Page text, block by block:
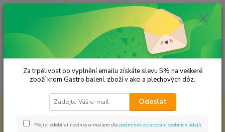
Menu
Hledat
ks
za 0,00 Kč
Koření od Samuela podle způsobu použití
Bramborová jídla
Babiččino staročeské
Za trpělivost po vyplnění emailu získáte slevu 5% na veškeré
zboží krom Gastro balení, zboží v akci a plechových dóz.
Odeslat
Přeji si odebírat novinky e-mailem dle podmínek zpracování osobních údajů